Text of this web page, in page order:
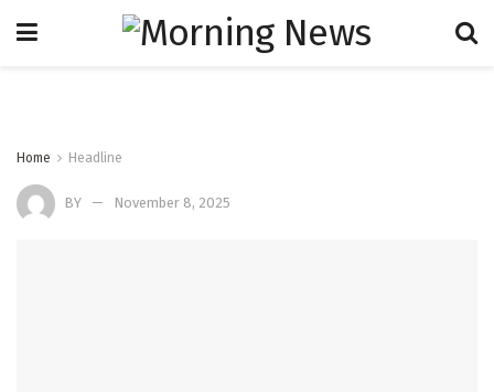
Home Headline
BY November 8, 2025